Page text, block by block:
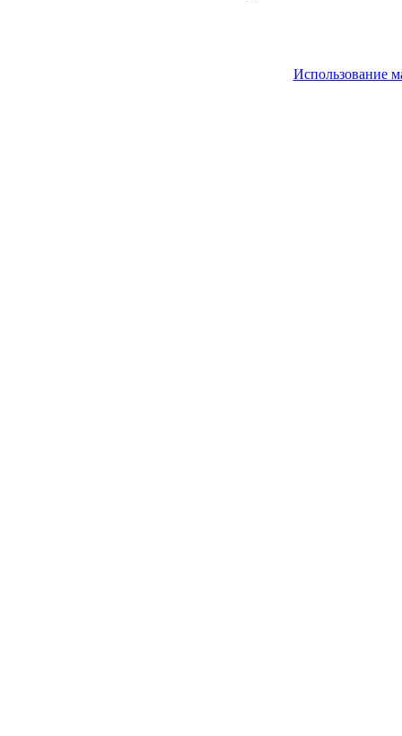
Использование